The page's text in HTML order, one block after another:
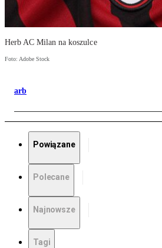
Herb AC Milan na koszulce
Foto: Adobe Stock
arb
Powiązane
Polecane
Najnowsze
Tagi